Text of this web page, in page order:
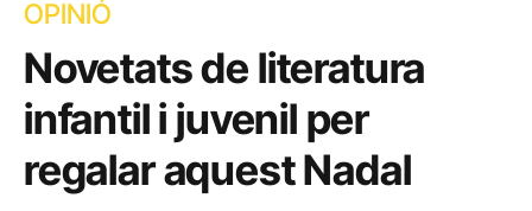
OPINIÓ
Novetats de literatura
infantil i juvenil per
regalar aquest Nadal